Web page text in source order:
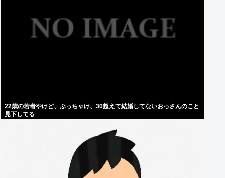
22歳の若者やけど、ぶっちゃけ、30超えて結婚してないおっさんのこと
見下してる